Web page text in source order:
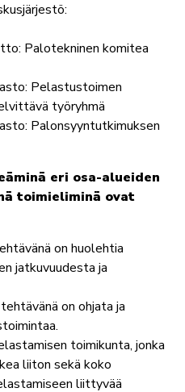
Palotekninen komitea
Pelastustoimen
työryhmä
Palonsyyntutkimuksen
eri osa-alueiden
toimieliminä ovat
on huolehtia
jatkuvuudesta ja
on ohjata ja
toimikunta, jonka
liiton sekä koko
liittyvää